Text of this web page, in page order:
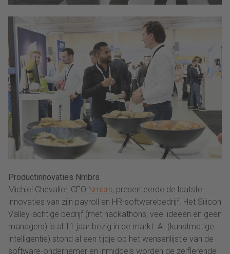
Productinnovaties Nmbrs
Michiel Chevalier, CEO Nmbrs, presenteerde de laatste
innovaties van zijn payroll en HR-softwarebedrijf. Het Silicon
Valley-achtige bedrijf (met hackathons, veel ideeën en geen
managers) is al 11 jaar bezig in de markt. AI (kunstmatige
intelligentie) stond al een tijdje op het wensenlijstje van de
software-ondernemer en inmiddels worden de zelflerende